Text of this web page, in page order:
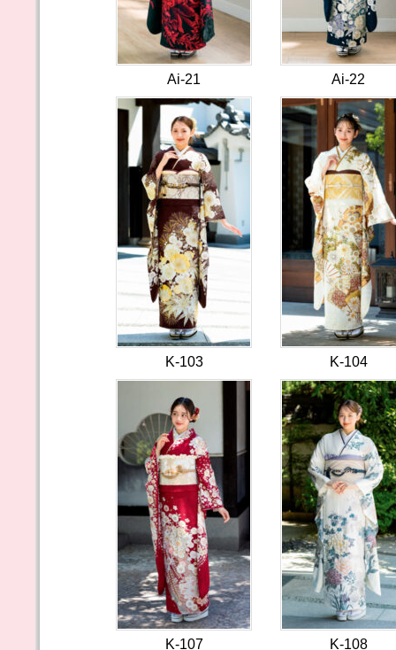
Ai-21 Ai-22
K-103 K-104
K-107 K-108